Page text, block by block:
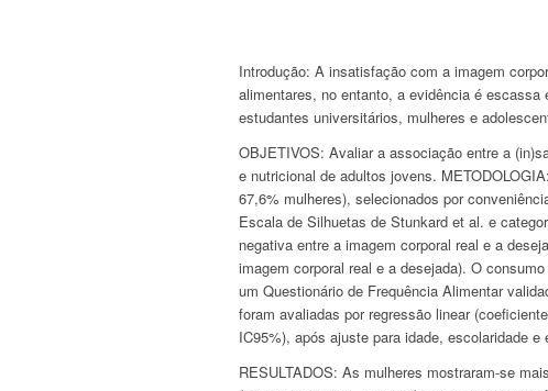
Introdução: A insatisfação com a imagem
alimentares, no entanto, a evidência é
estudantes universitários, mulheres e
OBJETIVOS: Avaliar a associação entre a
e nutricional de adultos jovens.
67,6% mulheres), selecionados por
Escala de Silhuetas de Stunkard et al. e
negativa entre a imagem corporal real e a
imagem corporal real e a desejada). O
um Questionário de Frequência Alimentar
foram avaliadas por regressão linear
IC95%), após ajuste para idade, escolaridade
RESULTADOS: As mulheres mostraram-se